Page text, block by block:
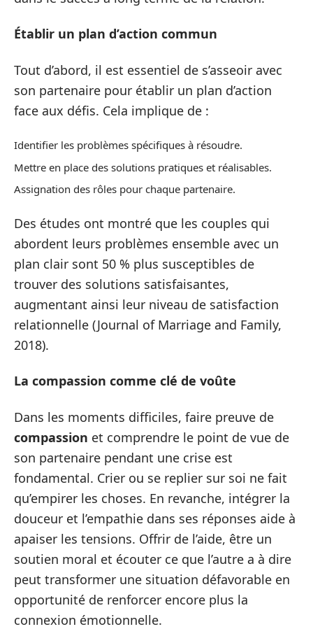
Établir un plan d’action commun
Tout d’abord, il est essentiel de s’asseoir avec
son partenaire pour établir un plan d’action
face aux défis. Cela implique de :
Identifier les problèmes spécifiques à résoudre.
Mettre en place des solutions pratiques et réalisables.
Assignation des rôles pour chaque partenaire.
Des études ont montré que les couples qui
abordent leurs problèmes ensemble avec un
plan clair sont 50 % plus susceptibles de
trouver des solutions satisfaisantes,
augmentant ainsi leur niveau de satisfaction
relationnelle (Journal of Marriage and Family,
2018).
La compassion comme clé de voûte
Dans les moments difficiles, faire preuve de
compassion et comprendre le point de vue de
son partenaire pendant une crise est
fondamental. Crier ou se replier sur soi ne fait
qu’empirer les choses. En revanche, intégrer la
douceur et l’empathie dans ses réponses aide à
apaiser les tensions. Offrir de l’aide, être un
soutien moral et écouter ce que l’autre a à dire
peut transformer une situation défavorable en
opportunité de renforcer encore plus la
connexion émotionnelle.